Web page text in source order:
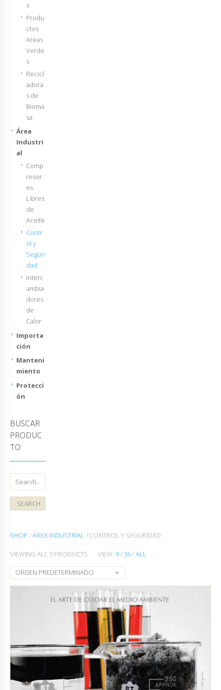
s
Produ
ctos
Areas
Verde
s
Recicl
adora
s de
Bioma
sa
Área
Industri
al
Comp
resor
es
Libres
de
Aceite
Contr
ol y
Seguri
dad
Interc
ambia
dores
de
Calor
Importa
ción
Manteni
miento
Protecci
ón
BUSCAR
PRODUC
TO
SHOP /ÁREA INDUSTRIAL/ CONTROL Y SEGURIDAD
VIEWING ALL 5 PRODUCTS VIEW: 9/36/ALL
ORDEN PREDETERMINADO